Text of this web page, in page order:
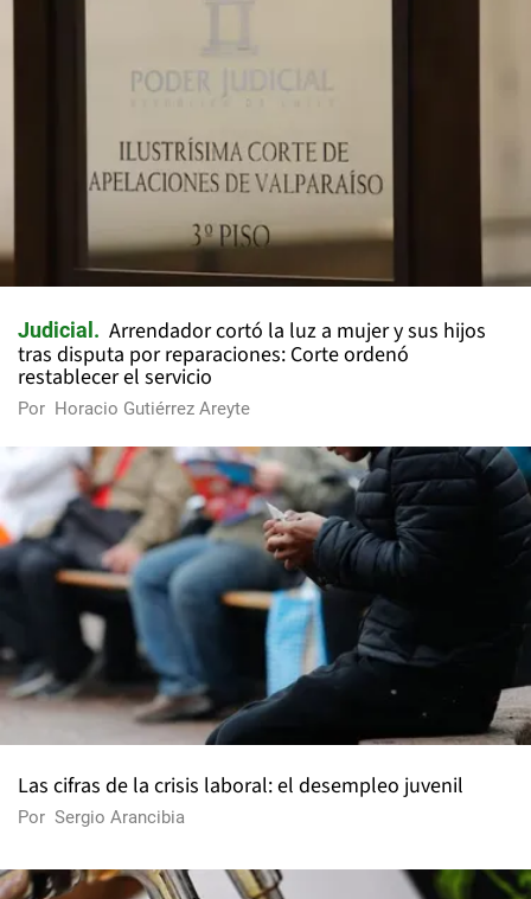
Judicial
Arrendador cortó la luz a mujer y sus hijos
tras disputa por reparaciones: Corte ordenó
restablecer el servicio
Por Horacio Gutiérrez Areyte
Las cifras de la crisis laboral: el desempleo juvenil
Por Sergio Arancibia